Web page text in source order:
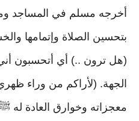
أخرجه مسلم في المساجد
بتحسين الصلاة وإتمامها
(هل ترون ..) أي أتحسبون
الجهة. (لأراكم من وراء
معجزاته وخوارق العادة له